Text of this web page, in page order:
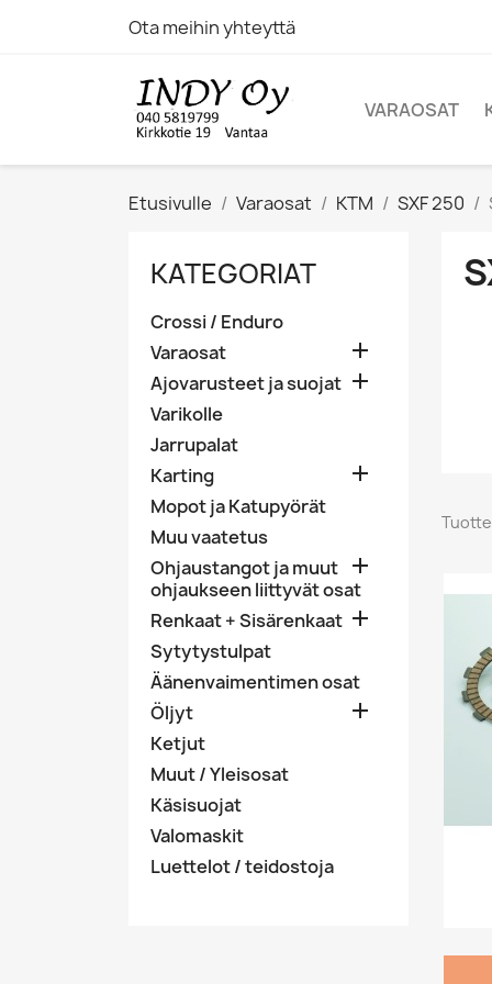
Ota meihin yhteyttä
VARAOSAT
Etusivulle Varaosat KTM SXF 250
KATEGORIAT
Crossi / Enduro
Varaosat

Ajovarusteet ja suojat 
Varikolle
Jarrupalat
Karting

Mopot ja Katupyörät
Muu vaatetus
Ohjaustangot ja muut
ohjaukseen liittyvät osat

Renkaat + Sisärenkaat 
Sytytystulpat
Äänenvaimentimen osat
Öljyt

Ketjut
Muut / Yleisosat
Käsisuojat
Valomaskit
Luettelot / teidostoja